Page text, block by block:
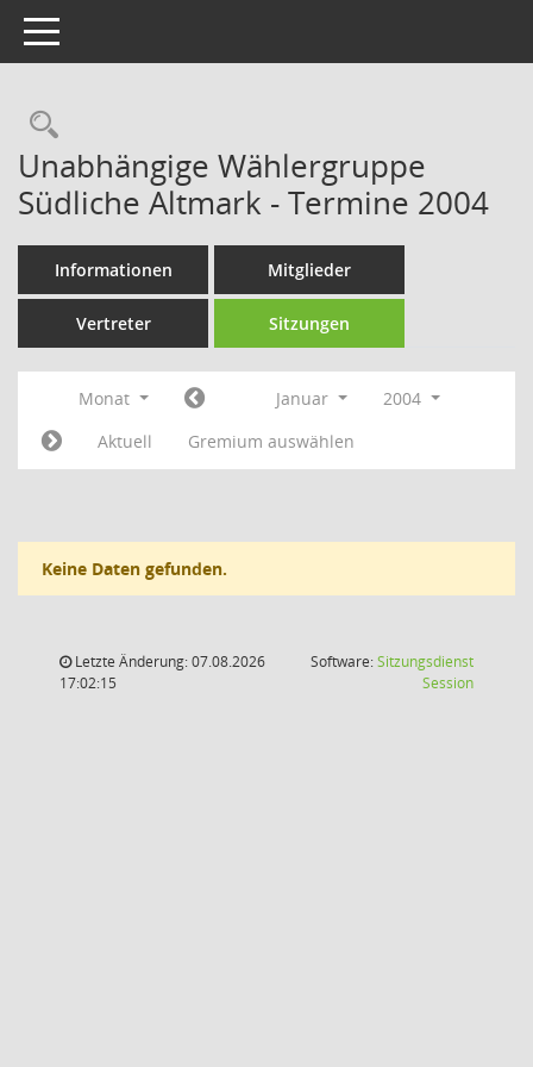
Toggle navigation
Rechercheauswahl
Unabhängige Wählergruppe
Südliche Altmark - Termine 2004
Informationen Mitglieder
Vertreter Sitzungen
Monat Januar
2004
Aktuell
Gremium auswählen
Keine Daten gefunden.
Letzte Änderung: 07.08.2026
17:02:15
Software:Sitzungsdienst
Session(Wird in